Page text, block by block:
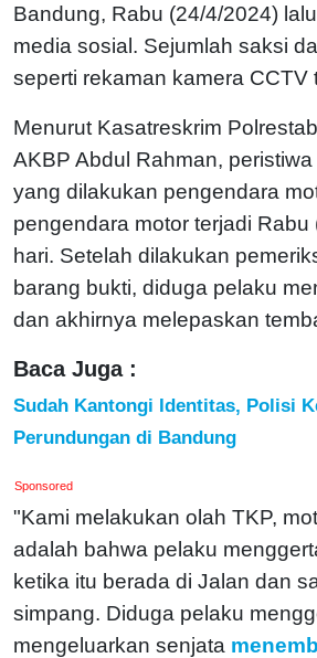
Bandung, Rabu (24/4/2024)
media sosial. Sejumlah saksi
seperti rekaman kamera CCTV
Menurut Kasatreskrim
AKBP Abdul Rahman, peristiwa
yang dilakukan pengendara
pengendara motor terjadi Rabu
hari. Setelah dilakukan
barang bukti, diduga pelaku
dan akhirnya melepaskan
Baca Juga :
Sudah Kantongi Identitas, Polisi
Perundungan di Bandung
Sponsored
"Kami melakukan olah TKP,
adalah bahwa pelaku
ketika itu berada di Jalan dan
simpang. Diduga pelaku
mengeluarkan senjata